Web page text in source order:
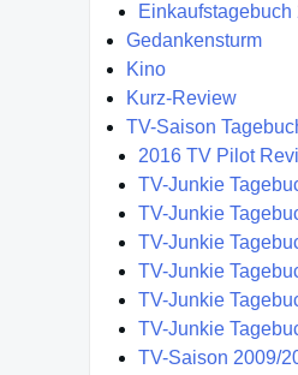
Einkaufstagebuch
Gedankensturm
Kino
Kurz-Review
TV-Saison
2016 TV Pilot
TV-Junkie
TV-Junkie
TV-Junkie
TV-Junkie
TV-Junkie
TV-Junkie
TV-Saison 2009/